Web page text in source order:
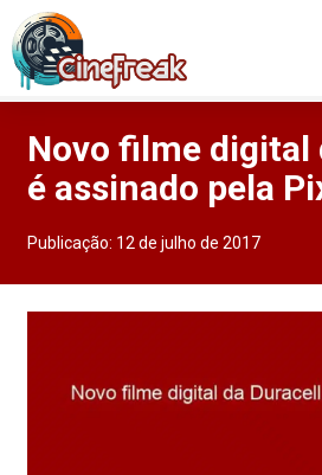
Novo filme digital
é assinado pela
Publicação: 12 de julho de 2017